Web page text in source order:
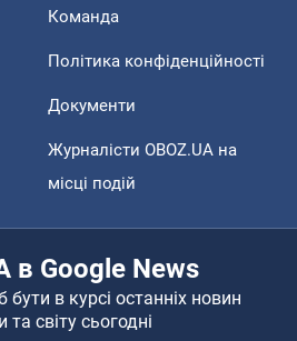
Команда
Політика конфіденційності
Документи
Журналісти OBOZ.UA на
місці подій
в Google News
бути в курсі останніх новин
та світу сьогодні